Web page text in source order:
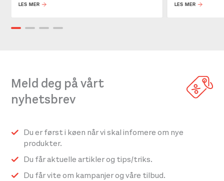
LES MER LES MER
Meld deg på vårt
nyhetsbrev
Du er først i køen når vi skal infomere om nye
produkter.
Du får aktuelle artikler og tips/triks.
Du får vite om kampanjer og våre tilbud.